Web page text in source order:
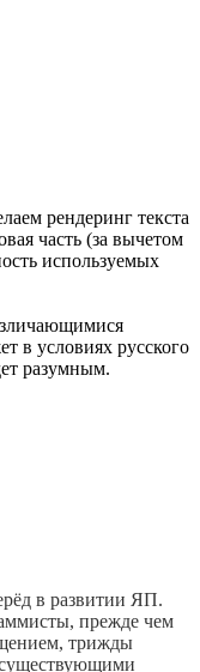
рендеринг текста
часть (за вычетом
используемых
в условиях русского
разумным.
в развитии ЯП.
прежде чем
трижды
существующими